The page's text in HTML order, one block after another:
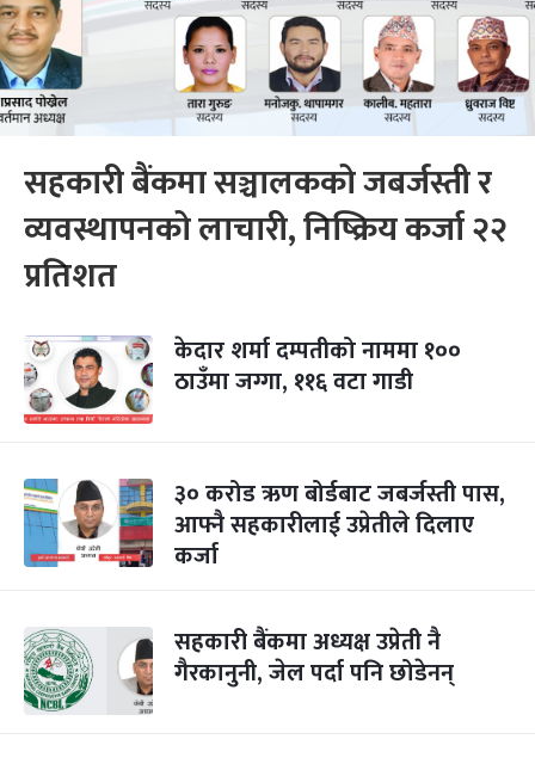
सहकारी बैंकमा सञ्चालकको जबर्जस्ती र
व्यवस्थापनको लाचारी, निष्क्रिय कर्जा २२
प्रतिशत
केदार शर्मा दम्पतीको नाममा १००
ठाउँमा जग्गा, ११६ वटा गाडी
३० करोड ऋण बोर्डबाट जबर्जस्ती पास,
आफ्नै सहकारीलाई उप्रेतीले दिलाए
कर्जा
सहकारी बैंकमा अध्यक्ष उप्रेती नै
गैरकानुनी, जेल पर्दा पनि छोडेनन्